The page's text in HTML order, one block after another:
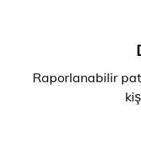
Raporlanabilir